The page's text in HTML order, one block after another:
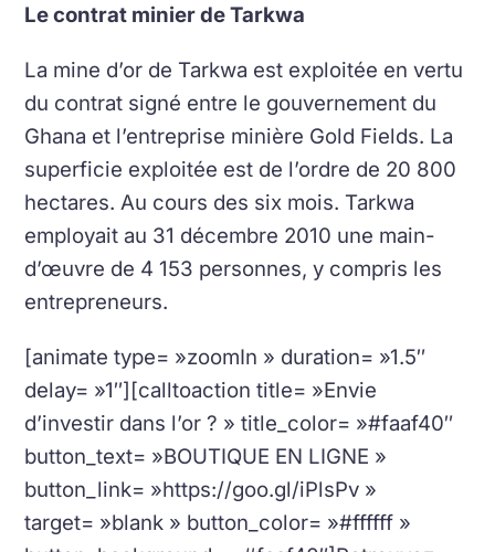
Le contrat minier de Tarkwa
La mine d’or de Tarkwa est exploitée en vertu
du contrat signé entre le gouvernement du
Ghana et l’entreprise minière Gold Fields. La
superficie exploitée est de l’ordre de 20 800
hectares. Au cours des six mois. Tarkwa
employait au 31 décembre 2010 une main-
d’œuvre de 4 153 personnes, y compris les
entrepreneurs.
[animate type= »zoomIn » duration= »1.5″
delay= »1″][calltoaction title= »Envie
d’investir dans l’or ? » title_color= »#faaf40″
button_text= »BOUTIQUE EN LIGNE »
button_link= »https://goo.gl/iPlsPv »
target= »blank » button_color= »#ffffff »